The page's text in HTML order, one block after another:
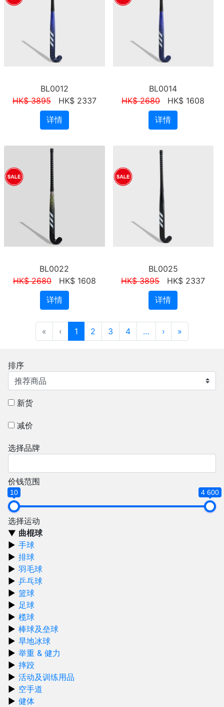
BL0012
HK$ 3895HK$ 2337
详情
BL0014
HK$ 2680HK$ 1608
详情
BL0022
HK$ 2680HK$ 1608
详情
BL0025
HK$ 3895HK$ 2337
详情
« ‹ 1 2 3 4 … › »
排序
新货
减价
选择品牌
价钱范围
10 4 600
选择运动
曲棍球
手球
排球
羽毛球
乒乓球
篮球
足球
榄球
棒球及垒球
旱地冰球
举重 & 健力
摔跤
活动及训练用品
空手道
健体